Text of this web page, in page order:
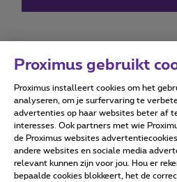
Forumvoorwaarden
Alle rechten voorbehouden. ©
Proximus gebruikt
Proximus installeert cookies om het
analyseren, om je surfervaring te
advertenties op haar websites beter af
interesses. Ook partners met wie
de Proximus websites
andere websites en sociale media
relevant kunnen zijn voor jou. Hou er
bepaalde cookies blokkeert, het de